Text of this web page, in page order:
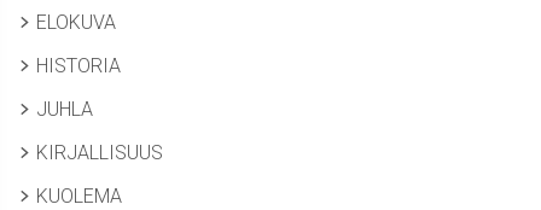
ELOKUVA
HISTORIA
JUHLA
KIRJALLISUUS
KUOLEMA